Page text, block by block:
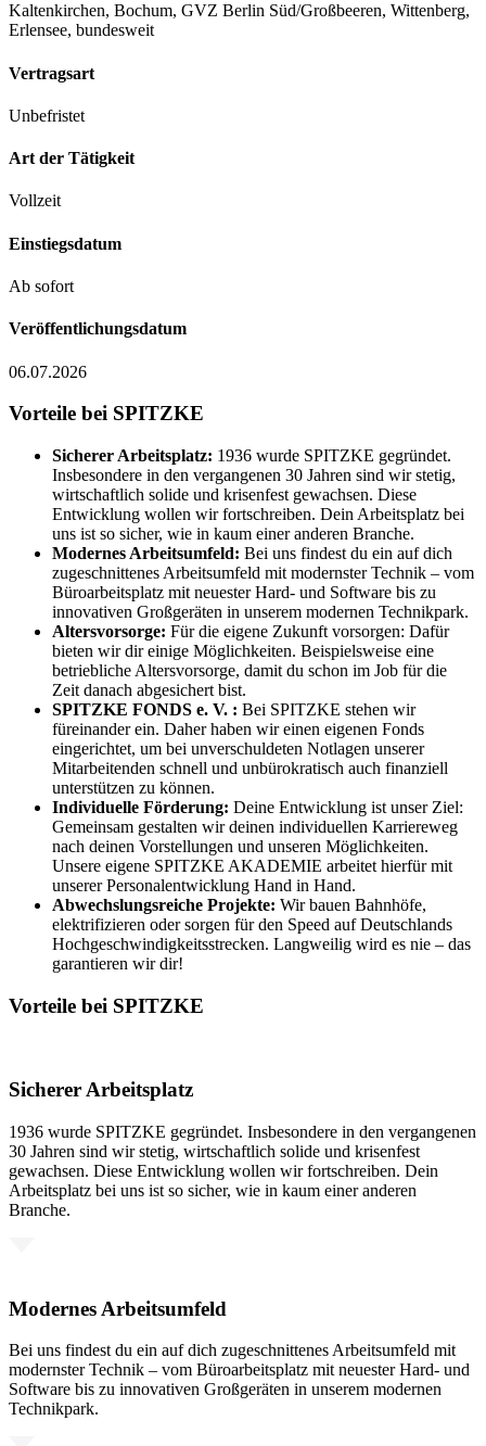
Kaltenkirchen, Bochum, GVZ Berlin Süd/Großbeeren, Wittenberg,
Erlensee, bundesweit
Vertragsart
Unbefristet
Art der Tätigkeit
Vollzeit
Einstiegsdatum
Ab sofort
Veröffentlichungsdatum
06.07.2026
Vorteile bei SPITZKE
Sicherer Arbeitsplatz: 1936 wurde SPITZKE gegründet.
Insbesondere in den vergangenen 30 Jahren sind wir stetig,
wirtschaftlich solide und krisenfest gewachsen. Diese
Entwicklung wollen wir fortschreiben. Dein Arbeitsplatz bei
uns ist so sicher, wie in kaum einer anderen Branche.
Modernes Arbeitsumfeld: Bei uns findest du ein auf dich
zugeschnittenes Arbeitsumfeld mit modernster Technik – vom
Büroarbeitsplatz mit neuester Hard- und Software bis zu
innovativen Großgeräten in unserem modernen Technikpark.
Altersvorsorge: Für die eigene Zukunft vorsorgen: Dafür
bieten wir dir einige Möglichkeiten. Beispielsweise eine
betriebliche Altersvorsorge, damit du schon im Job für die
Zeit danach abgesichert bist.
SPITZKE FONDS e. V. : Bei SPITZKE stehen wir
füreinander ein. Daher haben wir einen eigenen Fonds
eingerichtet, um bei unverschuldeten Notlagen unserer
Mitarbeitenden schnell und unbürokratisch auch finanziell
unterstützen zu können.
Individuelle Förderung: Deine Entwicklung ist unser Ziel:
Gemeinsam gestalten wir deinen individuellen Karriereweg
nach deinen Vorstellungen und unseren Möglichkeiten.
Unsere eigene SPITZKE AKADEMIE arbeitet hierfür mit
unserer Personalentwicklung Hand in Hand.
Abwechslungsreiche Projekte: Wir bauen Bahnhöfe,
elektrifizieren oder sorgen für den Speed auf Deutschlands
Hochgeschwindigkeitsstrecken. Langweilig wird es nie – das
garantieren wir dir!
Vorteile bei SPITZKE
Sicherer Arbeitsplatz
1936 wurde SPITZKE gegründet. Insbesondere in den vergangenen
30 Jahren sind wir stetig, wirtschaftlich solide und krisenfest
gewachsen. Diese Entwicklung wollen wir fortschreiben. Dein
Arbeitsplatz bei uns ist so sicher, wie in kaum einer anderen
Branche.
Modernes Arbeitsumfeld
Bei uns findest du ein auf dich zugeschnittenes Arbeitsumfeld mit
modernster Technik – vom Büroarbeitsplatz mit neuester Hard- und
Software bis zu innovativen Großgeräten in unserem modernen
Technikpark.